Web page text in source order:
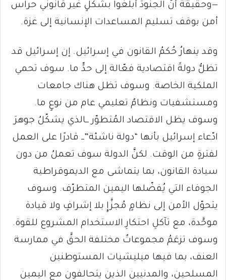
—وحقيقةَ أنَّ الجنودَ أبلغوا بشكلٍ غير قانوني حراس
أمن بوقف تسليم المساعدات الإنسانية إلى غزة.
وقد ينهارُ حُكمُ القانون في إسرائيل. إن إسرائيل قد
تظلُّ دولةً اقتصادية فعّالة إلى حدٍّ ما. سوف تحمي
الملكية الخاصة. وسوف تظل هناك جامعات
ومستشفيات ونظامٌ تعليمي عام من نوعٍ ما.
وسوف يظل الاقتصاد المُتطوّر ــالذي يشكّلُ جوهرَ
ادّعاء إسرائيل بأنها “دولة ناشئة”ــ قادرًا على العمل
لفترةٍ من الوقت. لكنَّ الدولة سوف تعملُ من دون
سيادة القانون، بما يتماشى مع الديموقراطية
الجوفاء التي يُفضّلها اليمين المتطرّف. وسوف
يتحوّل الأمن إلى نظامٍ مُجزَّإٍ بلا إشرافٍ ولا قيادة
موحَّدة، مع تآكلِ احتكارِ الاستخدام المشروع للقوة.
وسوف تزعَمُ مجموعاتٌ مختلفة الحقَّ في ممارسة
العنف، بما فيها ميليشيات المستوطنين
المسلحين، والمدنيين الذين يتحالفون مع اليمين